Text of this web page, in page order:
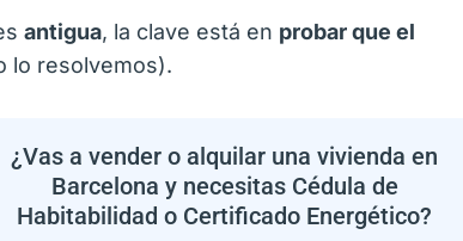
antigua, la clave está en probar que el
lo resolvemos).
¿Vas a vender o alquilar una vivienda en
Barcelona y necesitas Cédula de
Habitabilidad o Certificado Energético?